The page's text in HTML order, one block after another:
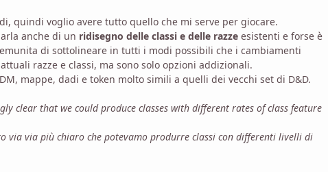
quindi voglio avere tutto quello che mi serve per giocare.
anche di un ridisegno delle classi e delle razze esistenti e forse è
di sottolineare in tutti i modi possibili che i cambiamenti
razze e classi, ma sono solo opzioni addizionali.
mappe, dadi e token molto simili a quelli dei vecchi set di D&D.
clear that we could produce classes with different rates of class feature
via via più chiaro che potevamo produrre classi con differenti livelli di